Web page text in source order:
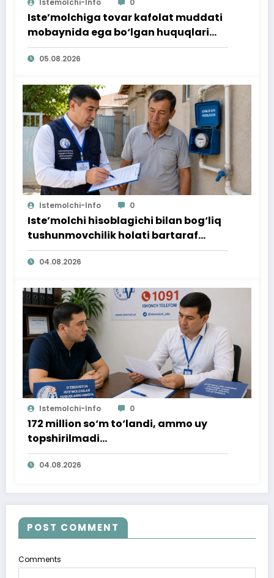
Iste’molchiga tovar kafolat muddati
mobaynida ega bo‘lgan huquqlari
ta’minlab berildi
05.08.2026
Istemolchi-Info 0
Iste’molchi hisoblagichi bilan bog‘liq
tushunmovchilik holati bartaraf
qilindi
04.08.2026
Istemolchi-Info 0
172 million so‘m to‘landi, ammo uy
topshirilmadi…
04.08.2026
POST COMMENT
Comments